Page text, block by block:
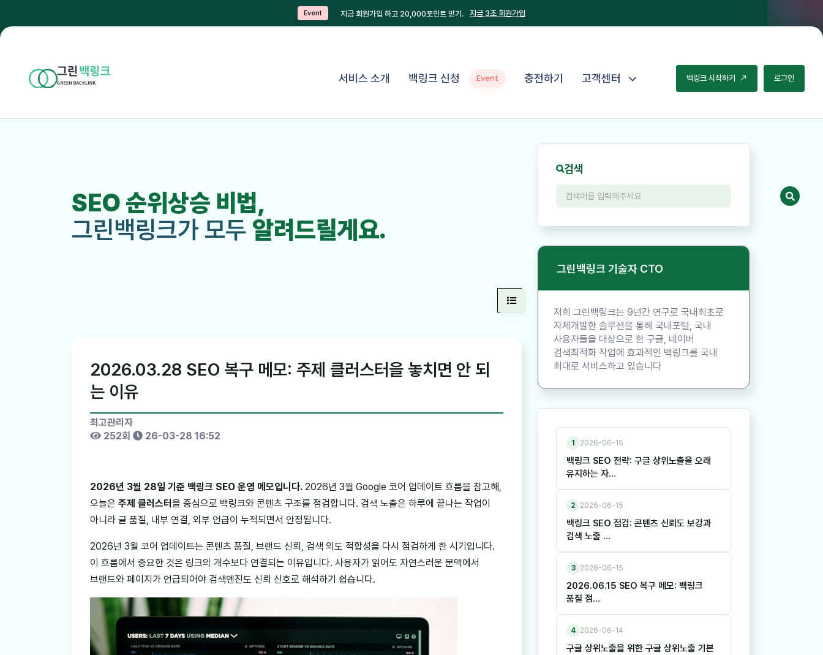
Event 지금 회원가입 하고 20,000포인트 받기. 지금 3초 회원가입
서비스 소개 백링크 신청 Event 충전하기 고객센터 백링크 시작하기 로그인
SEO 순위상승 비법,
그린백링크가 모두 알려드릴게요.
2026.03.28 SEO 복구 메모: 주제 클러스터을 놓치면 안 되
는 이유
최고관리자
252회
26-03-28 16:52
2026년 3월 28일 기준 백링크 SEO 운영 메모입니다. 2026년 3월 Google 코어 업데이트 흐름을 참고해,
오늘은 주제 클러스터 을 중심으로 백링크와 콘텐츠 구조를 점검합니다. 검색 노출은 하루에 끝나는 작업이
아니라 글 품질, 내부 연결, 외부 언급이 누적되면서 안정됩니다.
2026년 3월 코어 업데이트는 콘텐츠 품질, 브랜드 신뢰, 검색 의도 적합성을 다시 점검하게 한 시기입니다.
이 흐름에서 중요한 것은 링크의 개수보다 연결되는 이유입니다. 사용자가 읽어도 자연스러운 문맥에서
브랜드와 페이지가 언급되어야 검색엔진도 신뢰 신호로 해석하기 쉽습니다.
검색
그린백링크 기술자 CTO
저희 그린백링크는 9년간 연구로 국내최초로
자체개발한 솔루션을 통해 국내포털, 국내
사용자들을 대상으로 한 구글, 네이버
검색최적화 작업에 효과적인 백링크를 국내
최대로 서비스하고 있습니다
1 2026-06-15
백링크 SEO 전략: 구글 상위노출을 오래
유지하는 자…
2 2026-06-15
백링크 SEO 점검: 콘텐츠 신뢰도 보강과
검색 노출 …
3 2026-06-15
2026.06.15 SEO 복구 메모: 백링크
품질 점…
4 2026-06-14
구글 상위노출을 위한 구글 상위노출 기본